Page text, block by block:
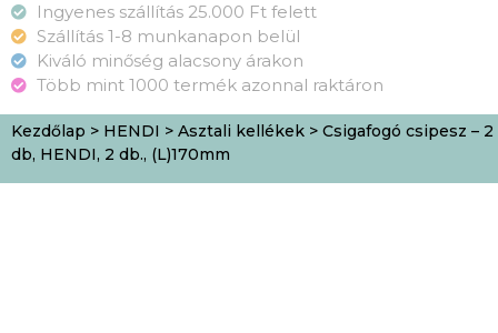
Ingyenes szállítás 25.000 Ft felett
Szállítás 1-8 munkanapon belül
Kiváló minőség alacsony árakon
Több mint 1000 termék azonnal raktáron
Kezdőlap > HENDI > Asztali kellékek > Csigafogó csipesz – 2
db, HENDI, 2 db., (L)170mm